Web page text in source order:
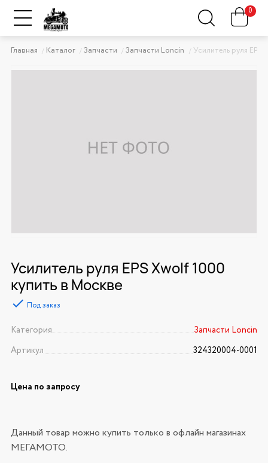
0
Главная Каталог Запчасти Запчасти Loncin Усилитель руля EPS
Усилитель руля EPS Xwolf 1000
купить в Москве
Под заказ
Категория
Запчасти Loncin
Артикул
324320004-0001
Цена по запросу
Данный товар можно купить только в офлайн магазинах
МЕГАМОТО.